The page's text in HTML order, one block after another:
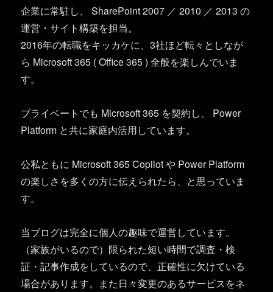
企業に常駐し、 SharePoint 2007 ／ 2010 ／ 2013 の
運営・サイト構築を担当。
2016年の転職をキッカケに、3社ほど転々としなが
ら Microsoft 365 ( Office 365 ) 全般を楽しんでいま
す。
プライベートでも Microsoft 365 を契約し、 Power
Platform と共に家庭内活用しています。
公私ともに Microsoft 365 Copilot や Power Platform
の楽しさを多くの方に伝えられたら、と思っていま
す。
当ブログは完全に個人の趣味で運営しています。
（家族がいるので）限られた短い時間で調査・検
証・記事作成をしているので、正確性に欠けている
場合があります。また日々変更のあるサービスをネ